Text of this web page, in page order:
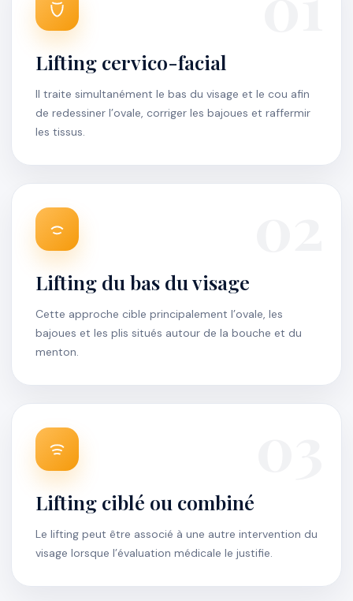
Lifting cervico-facial
Il traite simultanément le bas du visage et le cou afin
de redessiner l’ovale, corriger les bajoues et raffermir
les tissus.
Lifting du bas du visage
Cette approche cible principalement l’ovale, les
bajoues et les plis situés autour de la bouche et du
menton.
Lifting ciblé ou combiné
Le lifting peut être associé à une autre intervention du
visage lorsque l’évaluation médicale le justifie.